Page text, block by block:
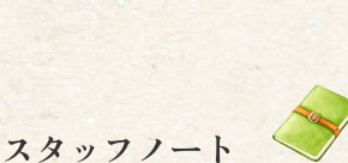
タッフノート